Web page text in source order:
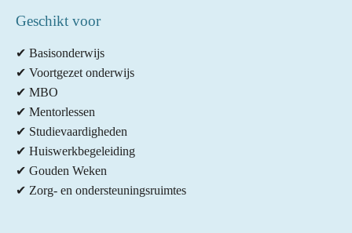
Geschikt voor
✔ Basisonderwijs
✔ Voortgezet onderwijs
✔ MBO
✔ Mentorlessen
✔ Studievaardigheden
✔ Huiswerkbegeleiding
✔ Gouden Weken
✔ Zorg- en ondersteuningsruimtes